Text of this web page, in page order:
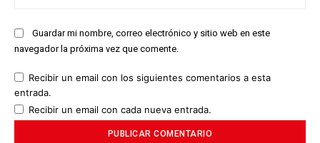
Guardar mi nombre, correo electrónico y sitio web en este
navegador la próxima vez que comente.
Recibir un email con los siguientes comentarios a esta
entrada.
Recibir un email con cada nueva entrada.